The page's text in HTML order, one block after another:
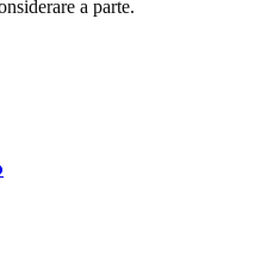
a parte.